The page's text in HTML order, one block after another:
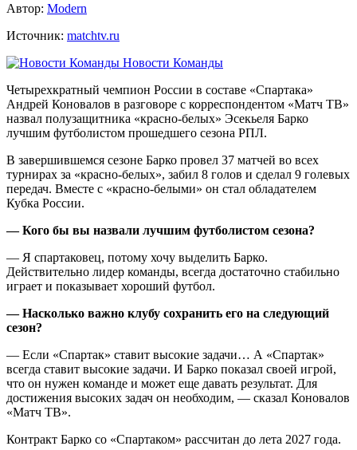
Автор: Modern
Источник: matchtv.ru
Новости Команды
Четырехкратный чемпион России в составе «Спартака»
Андрей Коновалов в разговоре с корреспондентом «Матч ТВ»
назвал полузащитника «красно‑белых» Эсекьеля Барко
лучшим футболистом прошедшего сезона РПЛ.
В завершившемся сезоне Барко провел 37 матчей во всех
турнирах за «красно‑белых», забил 8 голов и сделал 9 голевых
передач. Вместе с «красно‑белыми» он стал обладателем
Кубка России.
— Кого бы вы назвали лучшим футболистом сезона?
— Я спартаковец, потому хочу выделить Барко.
Действительно лидер команды, всегда достаточно стабильно
играет и показывает хороший футбол.
— Насколько важно клубу сохранить его на следующий
сезон?
— Если «Спартак» ставит высокие задачи… А «Спартак»
всегда ставит высокие задачи. И Барко показал своей игрой,
что он нужен команде и может еще давать результат. Для
достижения высоких задач он необходим, — сказал Коновалов
«Матч ТВ».
Контракт Барко со «Спартаком» рассчитан до лета 2027 года.